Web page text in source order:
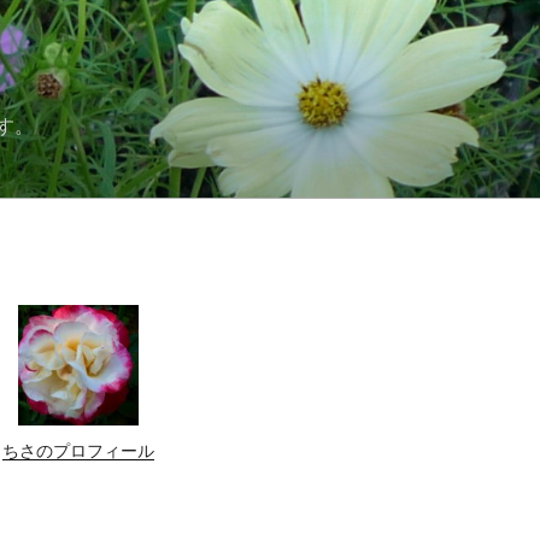
。
ちさのプロフィール